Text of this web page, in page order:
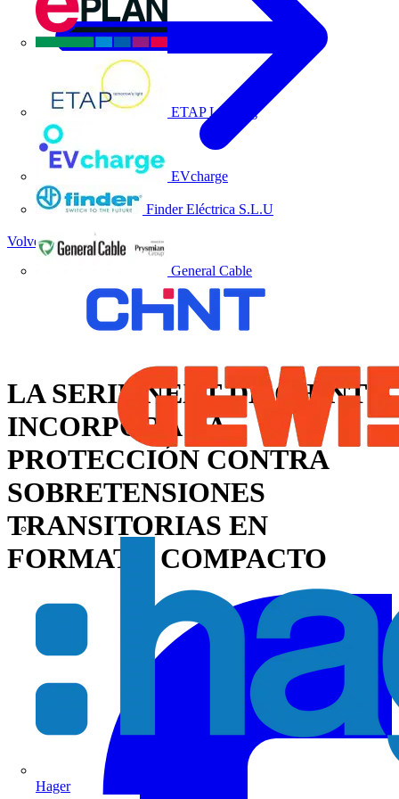
ETAP Lighting
EVcharge
Finder Eléctrica S.L.U
General Cable
Hager
Volver a Noticias
LA SERIE NEXT DE CHINT
INCORPORA LA
PROTECCIÓN CONTRA
SOBRETENSIONES
TRANSITORIAS EN
FORMATO COMPACTO